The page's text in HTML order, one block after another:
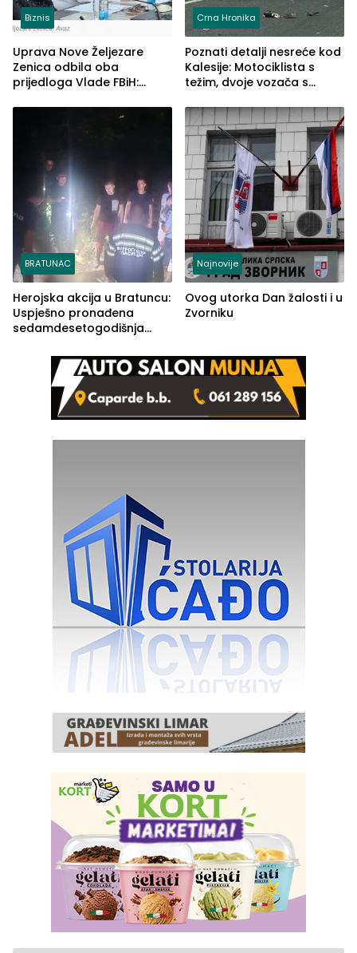
Biznis
Uprava Nove Željezare
Zenica odbila oba
prijedloga Vlade FBiH:
rješenje
Crna Hronika
Poznati detalji nesreće kod
Kalesije: Motociklista s
težim, dvoje vozača s
BRATUNAC
Herojska akcija u Bratuncu:
Uspješno pronađena
sedamdesetogodišnja
Kravice.
Najnovije
Ovog utorka Dan žalosti i u
Zvorniku